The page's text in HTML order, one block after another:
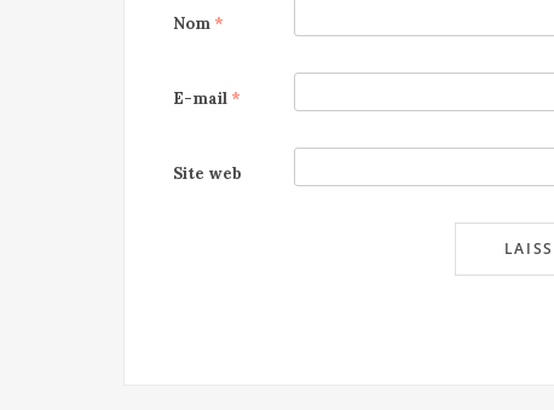
Nom *
E-mail *
Site web